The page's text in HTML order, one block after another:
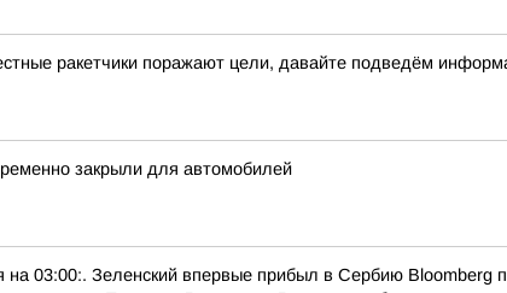
ракетчики поражают цели, давайте подведём
закрыли для автомобилей
на 03:00:. Зеленский впервые прибыл в Сербию Bloomberg